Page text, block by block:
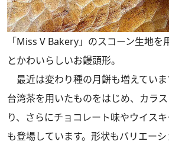
「Miss V Bakery」のスコーン生地を
とかわいらしいお饅頭形。
最近は変わり種の月餅も増えてい
台湾茶を用いたものをはじめ、カラ
り、さらにチョコレート味やウイス
も登場しています。形状もバリエーシ